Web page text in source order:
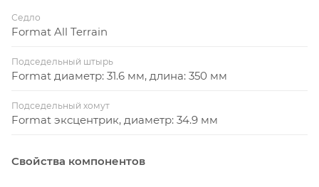
Седло
Format All Terrain
Подседельный штырь
Format диаметр: 31.6 мм, длина: 350 мм
Подседельный хомут
Format эксцентрик, диаметр: 34.9 мм
Свойства компонентов